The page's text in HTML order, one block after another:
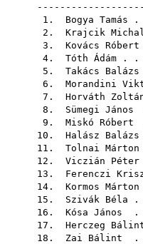
1. Bogya Tamás .
2. Krajcik
3. Kovács Róbert
4. Tóth Ádám . .
5. Takács Balázs
6. Morandini
7. Horváth
8. Sümegi János
9. Miskó Róbert
10. Halász Balázs
11. Tolnai Márton
12. Viczián Péter
13. Ferenczi
14. Kormos Márton
15. Szivák Béla .
16. Kósa János .
17. Herczeg
18. Zai Bálint .